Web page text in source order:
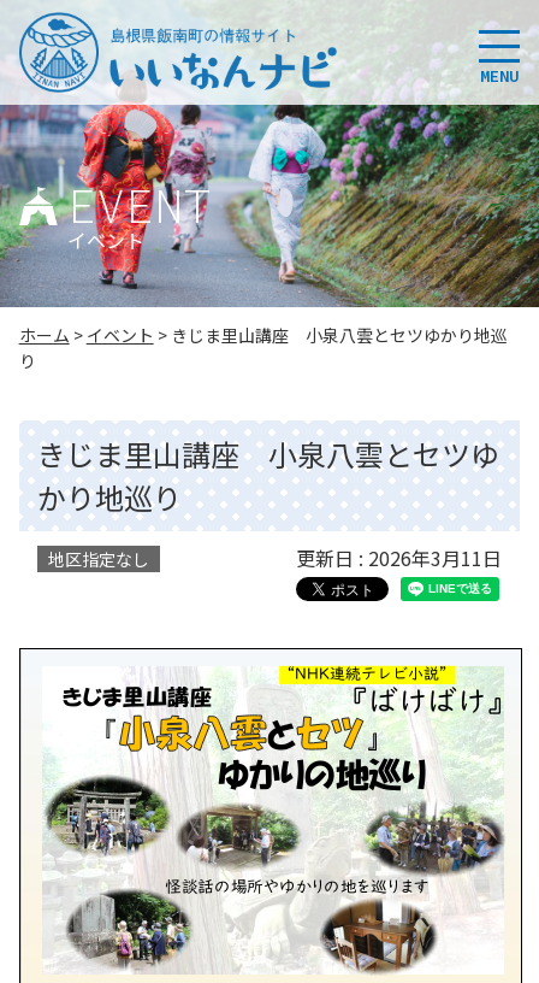
このページの本文へ
MENU
EVENT
イベント
こ
の
ジ
の
位
置:
ホーム > イベント > きじま里山講座 小泉八雲とセツゆかり地巡
り
きじま里山講座 小泉八雲とセツゆ
かり地巡り
地区指定なし 更新日 : 2026年3月11日